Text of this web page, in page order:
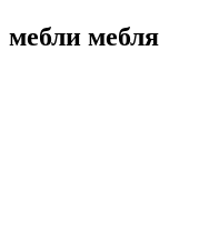
мебли мебля